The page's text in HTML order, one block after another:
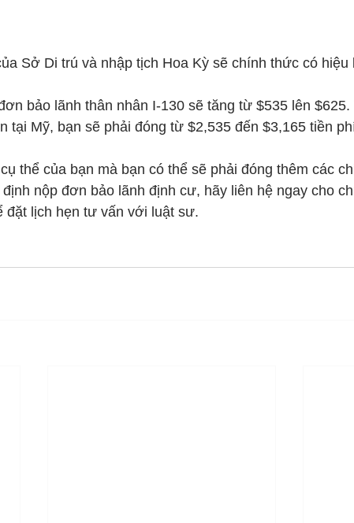
Sở Di trú và nhập tịch Hoa Kỳ sẽ chính thức có
bảo lãnh thân nhân I-130 sẽ tăng từ $535 lên $625.
tại Mỹ, bạn sẽ phải đóng từ $2,535 đến $3,165 tiền
thể của bạn mà bạn có thể sẽ phải đóng thêm các
nộp đơn bảo lãnh định cư, hãy liên hệ ngay cho
đặt lịch hẹn tư vấn với luật sư.